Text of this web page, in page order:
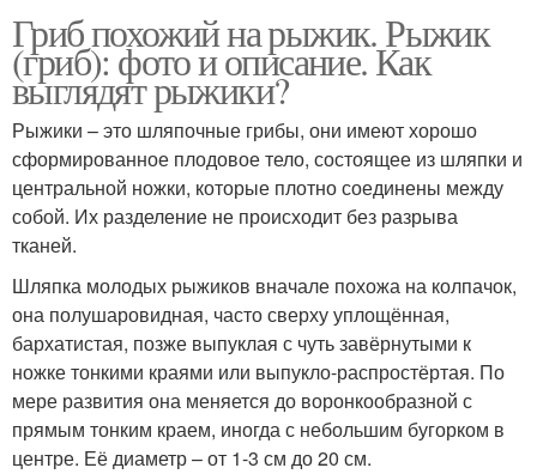
Гриб похожий на рыжик. Рыжик
(гриб): фото и описание. Как
выглядят рыжики?
Рыжики – это шляпочные грибы, они имеют хорошо
сформированное плодовое тело, состоящее из шляпки и
центральной ножки, которые плотно соединены между
собой. Их разделение не происходит без разрыва
тканей.
Шляпка молодых рыжиков вначале похожа на колпачок,
она полушаровидная, часто сверху уплощённая,
бархатистая, позже выпуклая с чуть завёрнутыми к
ножке тонкими краями или выпукло-распростёртая. По
мере развития она меняется до воронкообразной с
прямым тонким краем, иногда с небольшим бугорком в
центре. Её диаметр – от 1-3 см до 20 см.